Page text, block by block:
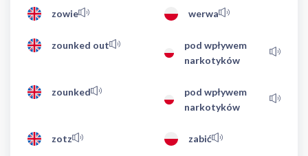
zowie werwa
zounked out
pod wpływem
narkotyków
zounked
pod wpływem
narkotyków
zotz zabić